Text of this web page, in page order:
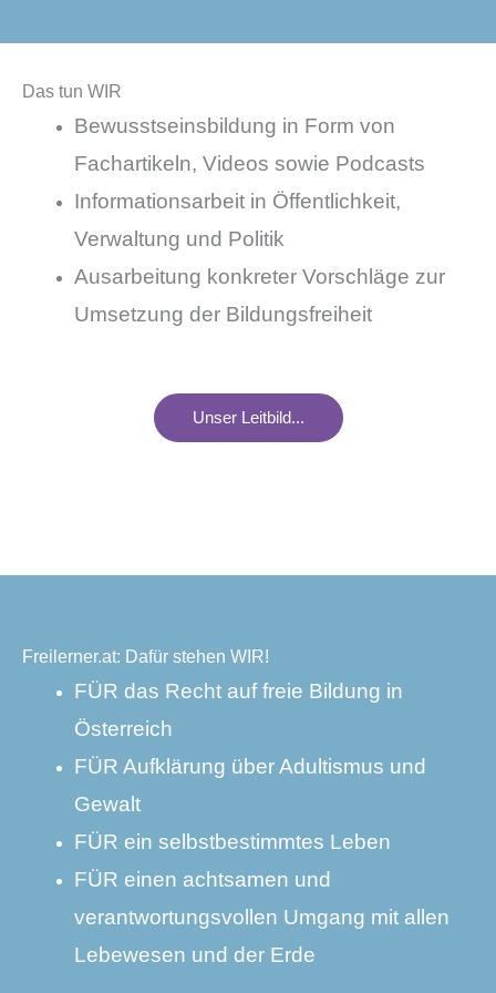
Das tun WIR
Bewusstseinsbildung in Form von
Fachartikeln, Videos sowie Podcasts
Informationsarbeit in Öffentlichkeit,
Verwaltung und Politik
Ausarbeitung konkreter Vorschläge zur
Umsetzung der Bildungsfreiheit
Unser Leitbild...
Freilerner.at: Dafür stehen WIR!
FÜR das Recht auf freie Bildung in
Österreich
FÜR Aufklärung über Adultismus und
Gewalt
FÜR ein selbstbestimmtes Leben
FÜR einen achtsamen und
verantwortungsvollen Umgang mit allen
Lebewesen und der Erde